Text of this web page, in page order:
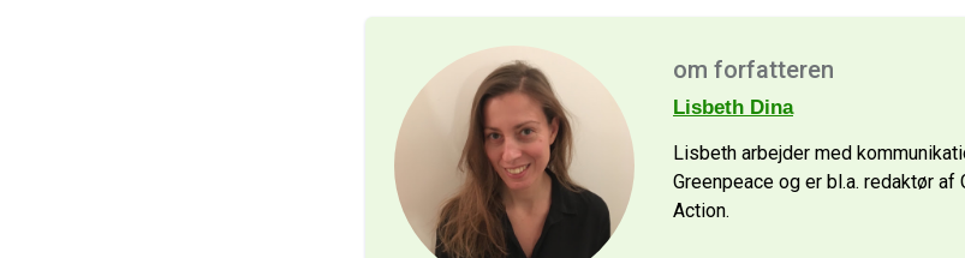
om forfatteren
Lisbeth Dina
Lisbeth arbejder med
Greenpeace og er bl.a. redaktør
Action.